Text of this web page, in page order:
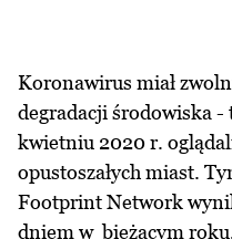
Koronawirus miał
degradacji środowiska -
kwietniu 2020 r.
opustoszałych miast.
Footprint Network
dniem w bieżącym